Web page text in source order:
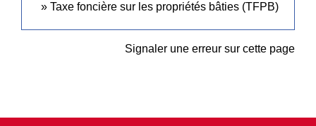
Taxe foncière sur les propriétés bâties (TFPB)
Signaler une erreur sur cette page